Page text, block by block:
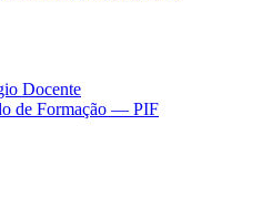
Docente
de Formação — PIF